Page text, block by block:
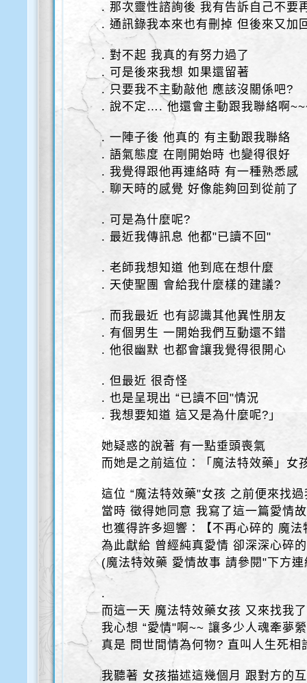
. 那次靈性諮詢後 我有告訴自己不要
. 通訊錄我本來也有刪掉 但後來又加
. 對不起 我真的有努力過了
. 可是後來我想 如果還留著
. 只要我不主動敲他 應該沒關係吧?
. 說不定…. 他還會主動跟我聯絡啊
. 一陣子後 他真的 有主動跟我聯絡
. 語氣態度 在剛開始時 也變得很好
. 我覺得跟他再連絡時 有一種熟悉感
. 聊天時的感覺 好像能夠回到從前了
. 可是為什麼呢?
. 最近我傳訊息 他都"已讀不回"
. 老師我想知道 他到底在想什麼
. 天使聖團 會給我什麼樣的建議?
. 而我最近 也有認識其他異性朋友
. 有個男生 一開始我們互動還不錯
. 他很幽默 也都會讓我覺得很開心
. 但最近 很奇怪
. 也是呈現出 “已讀不回"情況
. 我想要知道 這又是為什麼呢?」
她疑惑的說著 有一點垂頭喪氣
而她是之前這位：「魔法特效藥」女
這位 “魔法特效藥"女孩 之前便來找過
當時 徵得她同意 我寫了這一篇愛情
也獲得許多迴響：【不再心碎的 魔法
為此獻給 曾經純真愛情 卻深深心碎
(魔法特效藥 愛情故事 請參閱"下方
.
而這一天 魔法特效藥女孩 又來找我了
我心想 “愛情"啊~~ 讓多少人魂牽夢縈
真是 問世間情為何物? 直叫人生死相
我聽著 女孩描述這幾個月 跟對方的